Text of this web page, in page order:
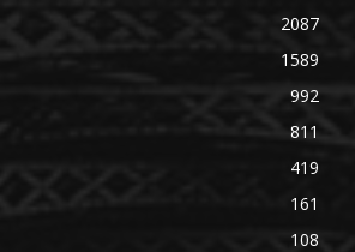
2087
1589
992
811
419
161
108